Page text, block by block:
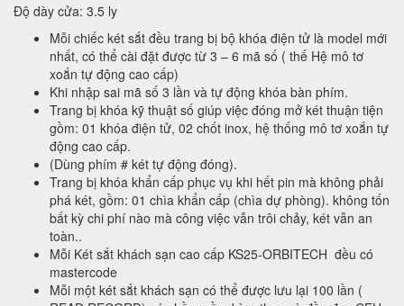
Độ dày cửa: 3.5 ly
Mỗi chiếc két sắt đều trang bị bộ khóa điện tử là model mới
nhất, có thể cài đặt được từ 3 – 6 mã số ( thế Hệ mô tơ
xoắn tự động cao cấp)
Khi nhập sai mã số 3 lần và tự động khóa bàn phím.
Trang bị khóa kỹ thuật số giúp việc đóng mở két thuận tiện
gồm: 01 khóa điện tử, 02 chốt inox, hệ thống mô tơ xoắn tự
động cao cấp.
(Dùng phím # két tự động đóng).
Trang bị khóa khẩn cấp phục vụ khi hết pin mà không phải
phá két, gồm: 01 chìa khẩn cấp (chìa dự phòng). không tốn
bất kỳ chi phí nào mà công việc vẫn trôi chảy, két vẫn an
toàn..
Mỗi Két sắt khách sạn cao cấp KS25-ORBITECH đều có
mastercode
Mỗi một két sắt khách sạn có thể được lưu lại 100 lần (